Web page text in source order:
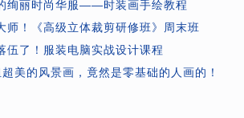
绚丽时尚华服——时装画手绘教程
师！《高级立体裁剪研修班》周末班
伍了！服装电脑实战设计课程
美的风景画，竟然是零基础的人画的！